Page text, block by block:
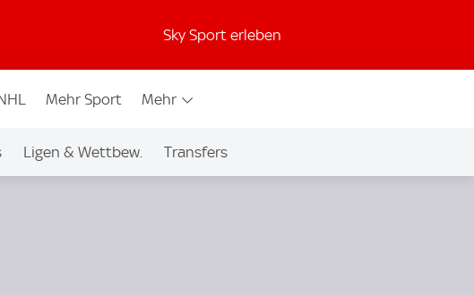
Sky Sport erleben
Mehr Sport Mehr
Ligen & Wettbew. Transfers